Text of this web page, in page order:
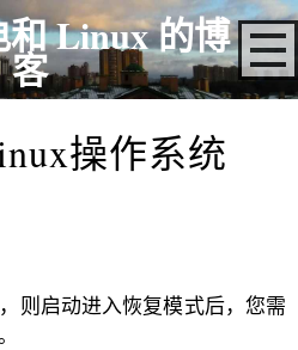
Linux 的博
客
操作系统
则启动进入恢复模式后，您需